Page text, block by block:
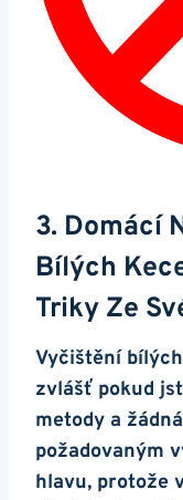
3. Domácí
Bílých
Triky Ze
Vyčištění
‍zvlášť pokud
metody a
požadovaným
hlavu, ‍protože